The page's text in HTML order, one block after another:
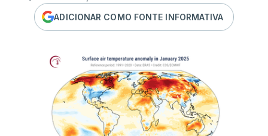
ADICIONAR COMO FONTE INFORMATIVA